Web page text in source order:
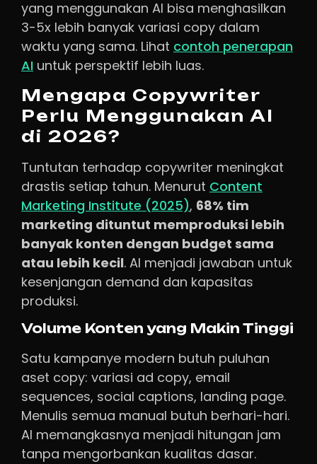
yang menggunakan AI bisa menghasilkan
3-5x lebih banyak variasi copy dalam
waktu yang sama. Lihat contoh penerapan
AI untuk perspektif lebih luas.
Mengapa Copywriter
Perlu Menggunakan AI
di 2026?
Tuntutan terhadap copywriter meningkat
drastis setiap tahun. Menurut Content
Marketing Institute (2025), 68% tim
marketing dituntut memproduksi lebih
banyak konten dengan budget sama
atau lebih kecil. AI menjadi jawaban untuk
kesenjangan demand dan kapasitas
produksi.
Volume Konten yang Makin Tinggi
Satu kampanye modern butuh puluhan
aset copy: variasi ad copy, email
sequences, social captions, landing page.
Menulis semua manual butuh berhari-hari.
AI memangkasnya menjadi hitungan jam
tanpa mengorbankan kualitas dasar.